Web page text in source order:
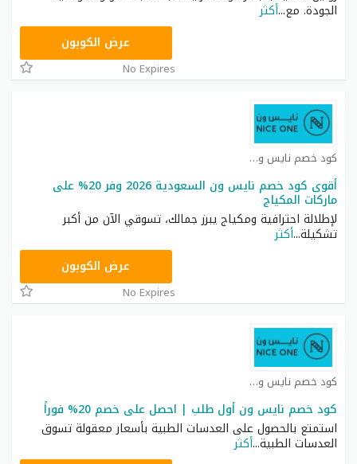
الجودة. مع...أكثر
عرض الكوبون
No Expires
كود خصم نايس ون كوبون
أقوى كود خصم نايس ون السعودية 2026 وفر 20% على
ماركات المكياج
لإطلالة احترافية ومكياج يبرز جمالك، تسوقي الآن من أكبر
تشكيلة...أكثر
ARB11عرض الكوبون
No Expires
كود خصم نايس ون كوبون
كود خصم نايس ون أول طلب | احصل على خصم 20% فوراً
استمتع بالحصول على العدسات الطبية بأسعار معقولة تسوق
العدسات الطبية...أكثر